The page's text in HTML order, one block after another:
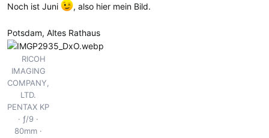
n
Noch ist Juni , also hier mein Bild.
Potsdam, Altes Rathaus
RICOH
IMAGING
COMPANY,
LTD.
PENTAX KP
ƒ/9
80mm